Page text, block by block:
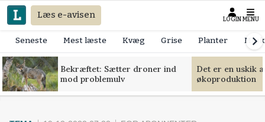
Læs e-avisen LOGIN MENU
Seneste Mest læste Kvæg Grise Planter
Bekræftet: Sætter droner ind
mod problemulv
Det er en uskik
økoproduktion